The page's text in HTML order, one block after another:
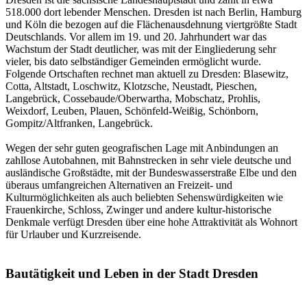
518.000 dort lebender Menschen. Dresden ist nach Berlin, Hamburg
und Köln die bezogen auf die Flächenausdehnung viertgrößte Stadt
Deutschlands. Vor allem im 19. und 20. Jahrhundert war das
Wachstum der Stadt deutlicher, was mit der Eingliederung sehr
vieler, bis dato selbständiger Gemeinden ermöglicht wurde.
Folgende Ortschaften rechnet man aktuell zu Dresden: Blasewitz,
Cotta, Altstadt, Loschwitz, Klotzsche, Neustadt, Pieschen,
Langebrück, Cossebaude/Oberwartha, Mobschatz, Prohlis,
Weixdorf, Leuben, Plauen, Schönfeld-Weißig, Schönborn,
Gompitz/Altfranken, Langebrück.
Wegen der sehr guten geografischen Lage mit Anbindungen an
zahllose Autobahnen, mit Bahnstrecken in sehr viele deutsche und
ausländische Großstädte, mit der Bundeswasserstraße Elbe und den
überaus umfangreichen Alternativen an Freizeit- und
Kulturmöglichkeiten als auch beliebten Sehenswürdigkeiten wie
Frauenkirche, Schloss, Zwinger und andere kultur-historische
Denkmale verfügt Dresden über eine hohe Attraktivität als Wohnort
für Urlauber und Kurzreisende.
Bautätigkeit und Leben in der Stadt Dresden